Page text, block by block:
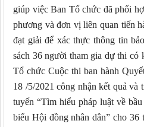
giúp việc Ban Tổ chức đã phối
phương và đơn vị liên quan tiến
đạt giải để xác thực thông tin
sách 36 người tham gia dự thi có
Tổ chức Cuộc thi ban hành
18 /5/2021 công nhận kết quả
tuyến “Tìm hiểu pháp luật về
biểu Hội đồng nhân dân” cho